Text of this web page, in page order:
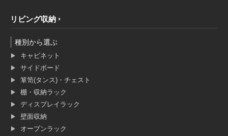
リビング収納
種別から選ぶ
キャビネット
サイドボード
箪笥(タンス)・チェスト
棚・収納ラック
ディスプレイラック
壁面収納
オープンラック